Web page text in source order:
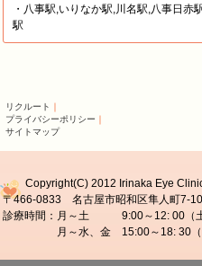
・八事駅,いりなか駅,川名駅,八事日
駅
リクルート
プライバシーポリシー
サイトマップ
Copyright(C) 2012 Irinaka Eye
〒466-0833 名古屋市昭和区隼人町7-
診療時間：月～土 9:00～12: 00（土
月～水、金 15:00～18: 30（月